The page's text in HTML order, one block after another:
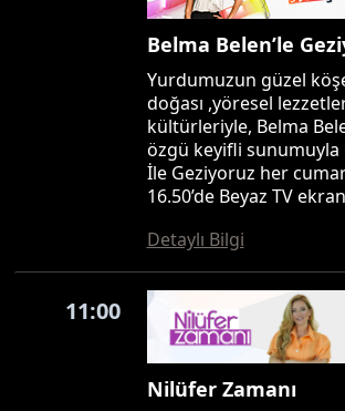
Belma Belen’le
Yurdumuzun güzel
doğası ,yöresel
kültürleriyle, Belma
özgü keyifli sunumuyla
İle Geziyoruz her
16.50’de Beyaz TV
Detaylı Bilgi
11:00
Nilüfer Zamanı